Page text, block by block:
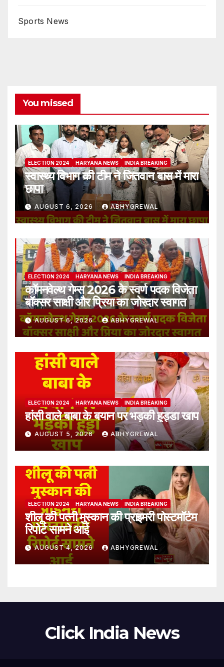
Sports News
You missed
ELECTION 2024 HARYANA NEWS INDIA BREAKING
स्वास्थ्य विभाग की टीम ने जितवान बास में मारा
छापा
AUGUST 6, 2026 ABHYGREWAL
ELECTION 2024 HARYANA NEWS INDIA BREAKING
कॉमनवेल्थ गेम्स 2026 के स्वर्ण पदक विजेता
बॉक्सर साक्षी और प्रिया का जोरदार स्वागत
AUGUST 6, 2026 ABHYGREWAL
ELECTION 2024 HARYANA NEWS INDIA BREAKING
हांसी वाले बाबा के बयान पर भड़की हुड्डा खाप
AUGUST 5, 2026 ABHYGREWAL
ELECTION 2024 HARYANA NEWS INDIA BREAKING
शीलू की पत्नी मुस्कान की प्राइमरी पोस्टमॉर्टम
रिपोर्ट सामने आई
AUGUST 4, 2026 ABHYGREWAL
Click India News